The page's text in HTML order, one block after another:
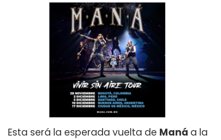
Esta será la esperada vuelta de Maná a la